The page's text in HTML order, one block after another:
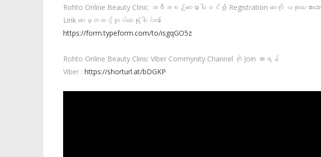
Rohto Online Beauty Clinic အစီအစဉ်လေးမှာပါဝင်ဖို့ Registration လေးကို ယခုပေးထားသော
Link လေးမှတဆင့်လုပ်ပေးရုံပါပဲနော်
https://form.typeform.com/to/isgqGO5z
Rohto Online Beauty Clinic Viber Commynity Channel ကို Join ထားရန်
Viber : https://shorturl.at/bDGKP